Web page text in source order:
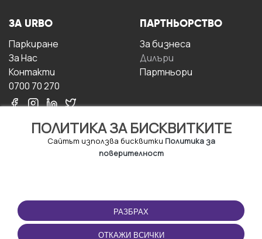
ПОЛИТИКА ЗА БИСКВИТКИТЕ
Сайтът използва бисквитки Политика за
поверителност
РАЗБРАХ
ОТКАЖИ ВСИЧКИ
ЗА URBO
Паркиране
За Hас
Контакти
0700 70 270
ПАРТНЬОРСТВО
За бизнесa
Дилъри
Партньори
ПОЛЗВАНЕ
Правила и условия за
ползване
ПРИЛОЖЕНИЕТО